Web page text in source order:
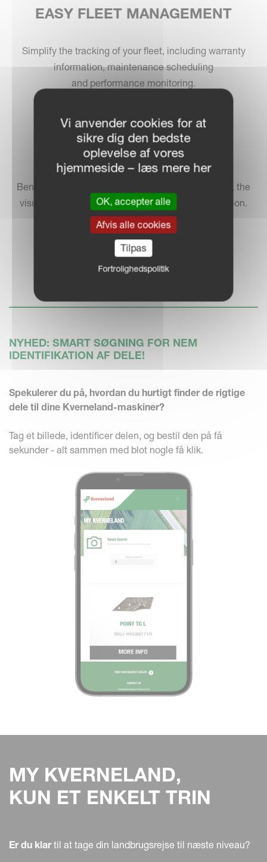
EASY FLEET MANAGEMENT
Simplify the tracking of your fleet, including warranty
information, maintenance scheduling
and performance monitoring.
SMART
FEATURES
Benefit from innovative tools like SMART SEARCH, the
visual recognition tool for accurate part identification.
START NU
NYHED: SMART SØGNING FOR NEM
IDENTIFIKATION AF DELE!
Spekulerer du på, hvordan du hurtigt finder de rigtige
dele til dine Kverneland-maskiner?
Tag et billede, identificer delen, og bestil den på få
sekunder - alt sammen med blot nogle få klik.
MY KVERNELAND,
KUN ET ENKELT TRIN
Er du klar til at tage din landbrugsrejse til næste niveau?
Vi anvender cookies for at
sikre dig den bedste
oplevelse af vores
hjemmeside – læs mere her
OK, accepter alle
Afvis alle cookies
Tilpas
Fortrolighedspolitik